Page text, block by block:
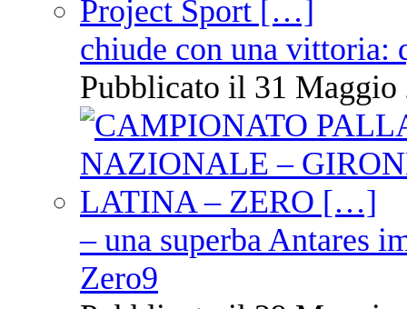
chiude con una vittoria:
Pubblicato il 31 Maggio
– una superba Antares
Zero9